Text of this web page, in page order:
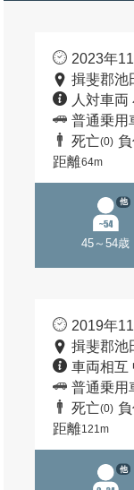
2023年
揖斐郡池
人対車両
普通乗用
死亡(0)
距離64m
45～54歳
他
2019年
揖斐郡池
車両相互
普通乗用
死亡(0)
距離121m
他